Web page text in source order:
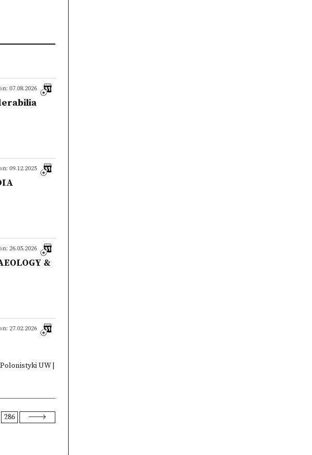
07.08.2026
09.12.2025
26.05.2026
&
27.02.2026
UW |
286